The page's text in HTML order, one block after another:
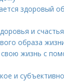
здоровый
и
образа
свою жизнь с
и